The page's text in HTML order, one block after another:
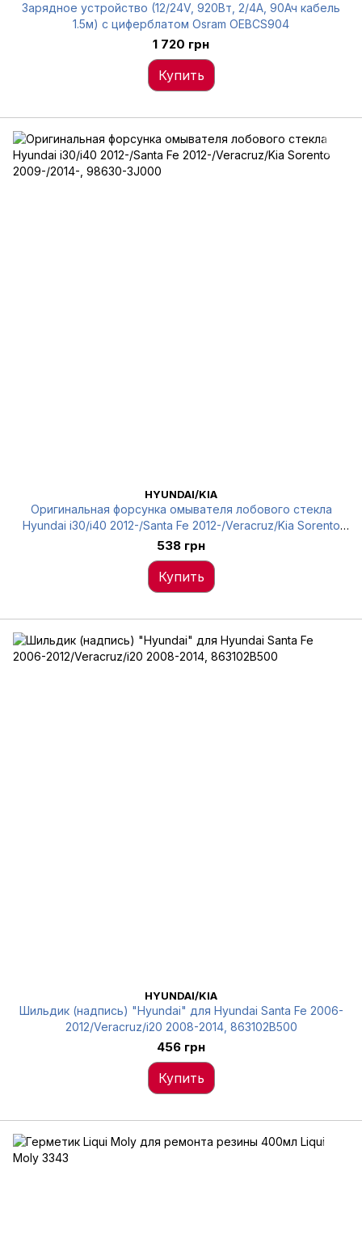
Зарядное устройство (12/24V, 920Вт, 2/4А, 90Ач кабель
1.5м) с циферблатом Osram OEBCS904
1 720 грн
Купить
HYUNDAI/KIA
Оригинальная форсунка омывателя лобового стекла
Hyundai i30/i40 2012-/Santa Fe 2012-/Veracruz/Kia Sorento
2009-/2014-, 98630-3J000
538 грн
Купить
HYUNDAI/KIA
Шильдик (надпись) "Hyundai" для Hyundai Santa Fe 2006-
2012/Veracruz/i20 2008-2014, 863102B500
456 грн
Купить